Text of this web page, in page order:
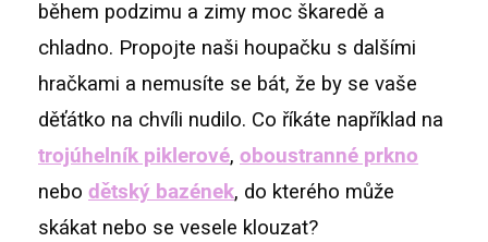
během podzimu a zimy moc škaredě a
chladno. Propojte naši houpačku s dalšími
hračkami a nemusíte se bát, že by se vaše
děťátko na chvíli nudilo. Co říkáte například na
trojúhelník piklerové, oboustranné prkno
nebo dětský bazének, do kterého může
skákat nebo se vesele klouzat?